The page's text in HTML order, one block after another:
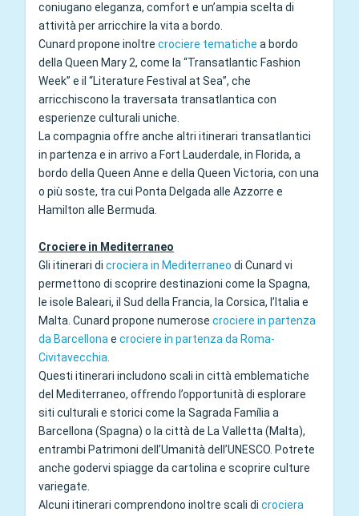
coniugano eleganza, comfort e un’ampia scelta di
attività per arricchire la vita a bordo.
Cunard propone inoltre crociere tematiche a bordo
della Queen Mary 2, come la “Transatlantic Fashion
Week” e il “Literature Festival at Sea”, che
arricchiscono la traversata transatlantica con
esperienze culturali uniche.
La compagnia offre anche altri itinerari transatlantici
in partenza e in arrivo a Fort Lauderdale, in Florida, a
bordo della Queen Anne e della Queen Victoria, con una
o più soste, tra cui Ponta Delgada alle Azzorre e
Hamilton alle Bermuda.
Crociere in Mediterraneo
Gli itinerari di crociera in Mediterraneo di Cunard vi
permettono di scoprire destinazioni come la Spagna,
le isole Baleari, il Sud della Francia, la Corsica, l’Italia e
Malta. Cunard propone numerose crociere in partenza
da Barcellonae crociere in partenza da Roma-
Civitavecchia.
Questi itinerari includono scali in città emblematiche
del Mediterraneo, offrendo l’opportunità di esplorare
siti culturali e storici come la Sagrada Família a
Barcellona (Spagna) o la città de La Valletta (Malta),
entrambi Patrimoni dell’Umanità dell’UNESCO. Potrete
anche godervi spiagge da cartolina e scoprire culture
variegate.
Alcuni itinerari comprendono inoltre scali di crociera